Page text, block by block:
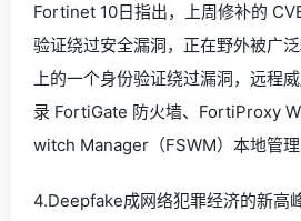
Fortinet 10日指出，上周修补的
验证绕过安全漏洞，正在野外被广
上的一个身份验证绕过漏洞，远程
录 FortiGate 防火墙、FortiProxy
witch Manager（FSWM）本地管
4.Deepfake成网络犯罪经济的新高